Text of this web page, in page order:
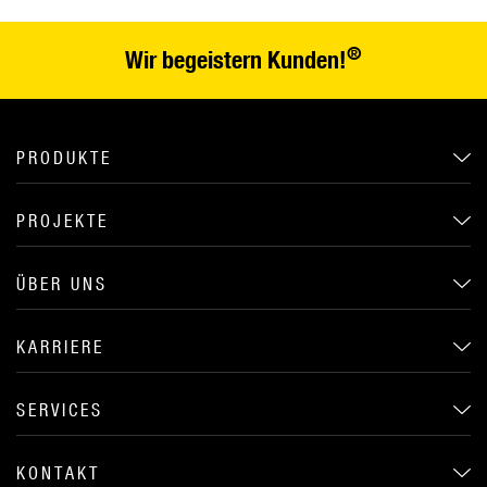
Wir begeistern Kunden!®
PRODUKTE
PROJEKTE
ÜBER UNS
KARRIERE
SERVICES
KONTAKT